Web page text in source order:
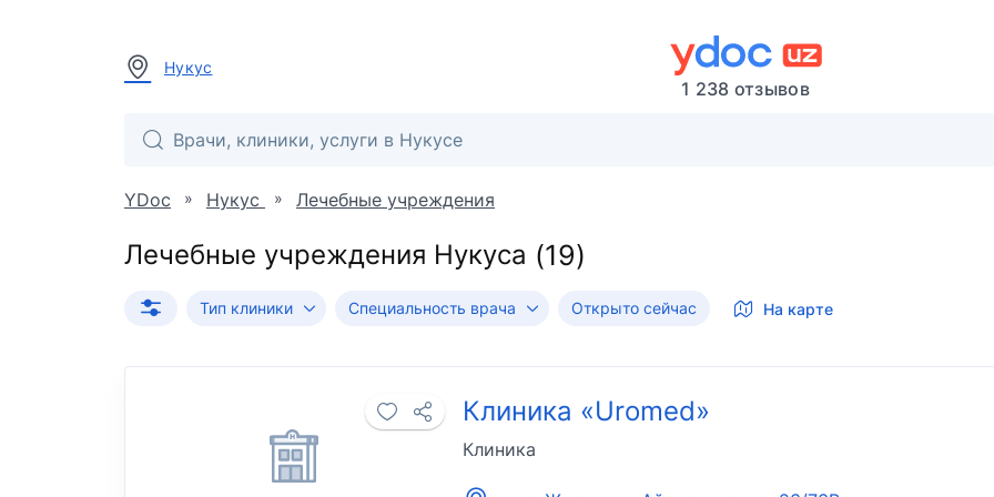
Нукус
1 238 отзывов
YDoc » Нукус » Лечебные учреждения
Лечебные учреждения Нукуса
Тип клиники Специальность врача Открыто сейчас На карте
Клиника «Uromed»
Клиника